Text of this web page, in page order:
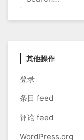
其他操作
登录
条目 feed
评论 feed
WordPress.org